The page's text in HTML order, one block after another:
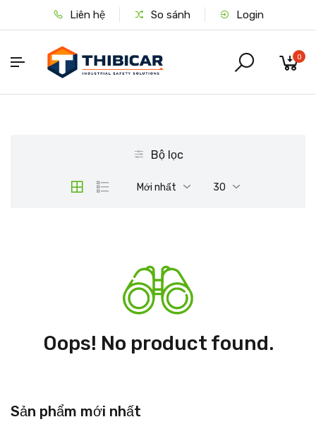
Liên hệ So sánh Login
0
Sản phẩm mới nhất
Bộ lọc
Mới nhất 30
Oops! No product found.